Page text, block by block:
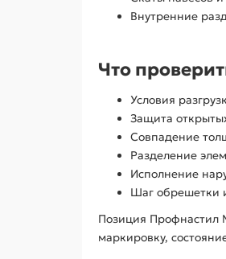
Внутренние
Что
Условия
Защита
Совпадение
Разделение
Исполнение
Шаг обрешетки
Позиция Профнастил
маркировку,